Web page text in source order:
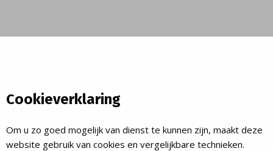
Cookieverklaring
Om u zo goed mogelijk van dienst te kunnen zijn, maakt deze
website gebruik van cookies en vergelijkbare technieken.